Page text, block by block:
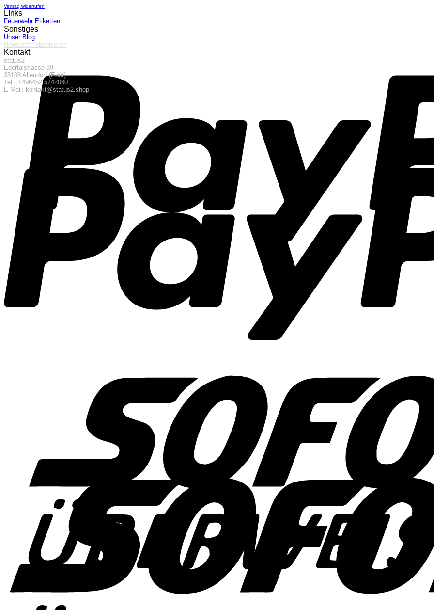
Vertrag widerrufen
LInks
Feuerwehr Etiketten
Sonstiges
Unser Blog
Newsletter abonnieren
Kontakt
status2
Edertalstrasse 39
35108 Allendorf (Eder)
Tel.: +496452.5742080
E-Mail: kontakt@status2.shop